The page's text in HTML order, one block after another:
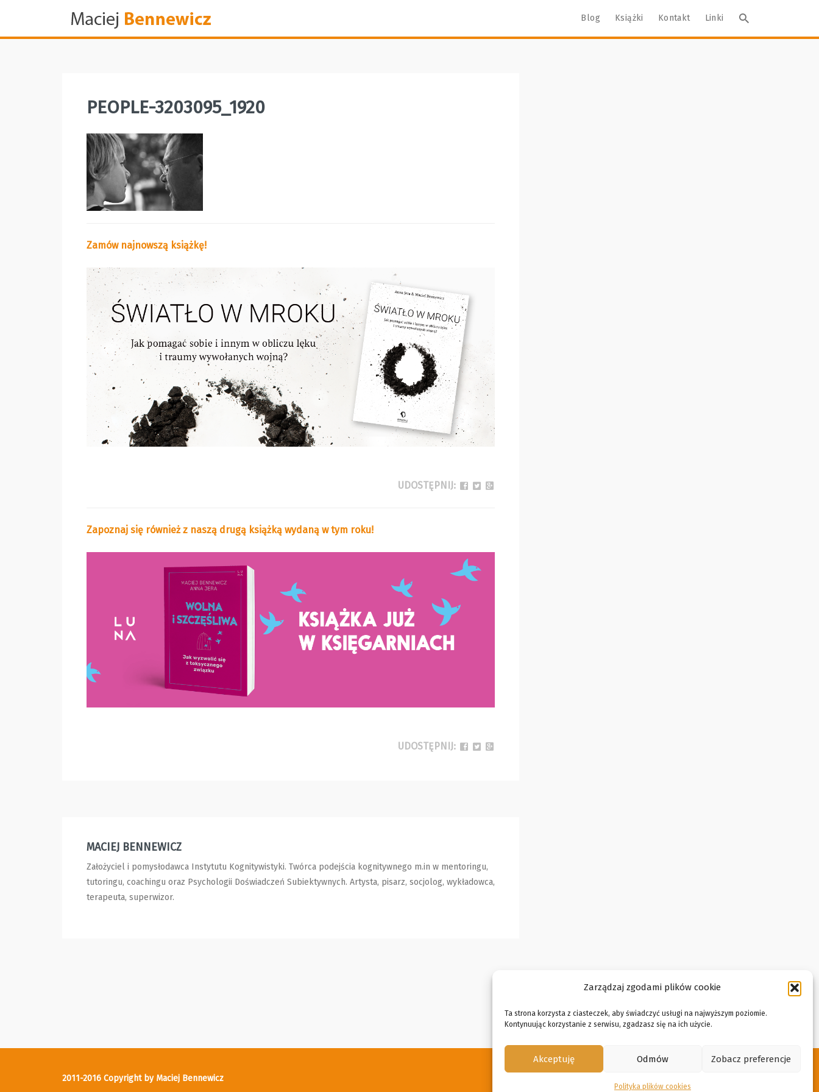
Zarządzaj zgodami plików cookie
Ta strona korzysta z ciasteczek, aby świadczyć usługi na najwyższym poziomie.
Kontynuując korzystanie z serwisu, zgadzasz się na ich użycie.
Akceptuję Odmów Zobacz preferencje
Polityka plików cookies
Blog Książki Kontakt Linki
PEOPLE-3203095_1920
Zamów najnowszą książkę!
UDOSTĘPNIJ:
Zapoznaj się również z naszą drugą książką wydaną w tym roku!
UDOSTĘPNIJ:
MACIEJ BENNEWICZ
Założyciel i pomysłodawca Instytutu Kognitywistyki. Twórca podejścia kognitywnego m.in w mentoringu,
tutoringu, coachingu oraz Psychologii Doświadczeń Subiektywnych. Artysta, pisarz, socjolog, wykładowca,
terapeuta, superwizor.
2011-2016 Copyright by Maciej Bennewicz